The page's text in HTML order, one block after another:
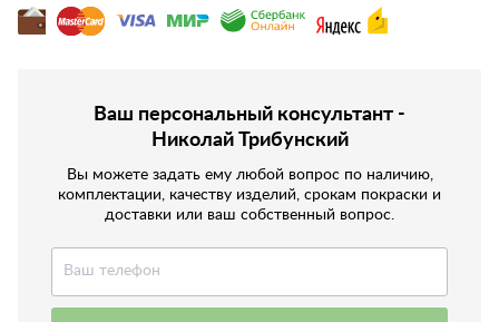
Ваш персональный консультант -
Николай Трибунский
Вы можете задать ему любой вопрос по наличию,
комплектации, качеству изделий, срокам покраски и
доставки или ваш собственный вопрос.